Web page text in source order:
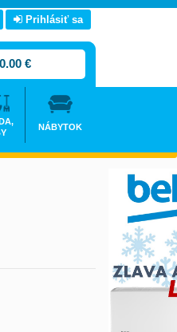
Prihlásiť sa
0.00 €
NÁBYTOK